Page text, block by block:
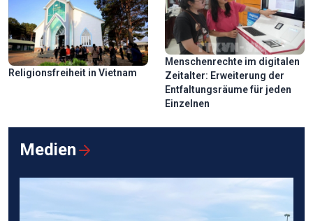
Religionsfreiheit in Vietnam
Menschenrechte im digitalen
Zeitalter: Erweiterung der
Entfaltungsräume für jeden
Einzelnen
Medien